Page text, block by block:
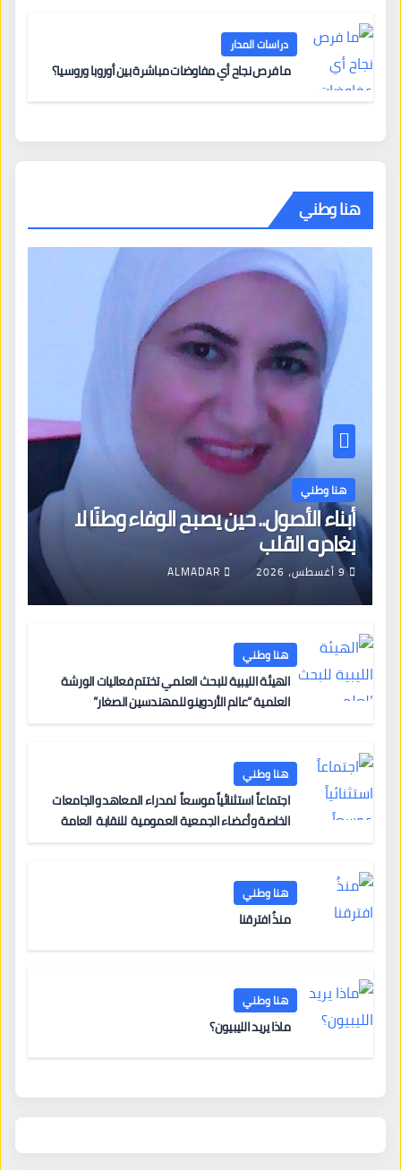
دراسات المدار
ما فرص نجاح أي مفاوضات مباشرة بين أوروبا وروسيا؟
هنا وطني
هنا وطني
أبناء الأصول.. حين يصبح الوفاء وطنًا لا
يغادره القلب
9 أغسطس، 2026 ALMADAR
هنا وطني
الهيئة الليبية للبحث العلمي تختتم فعاليات الورشة
العلمية “عالم الأردوينو للمهندسين الصغار”
هنا وطني
اجتماعاً استثنائياً موسعاً لمدراء المعاهد والجامعات
الخاصة وأعضاء الجمعية العمومية للنقابة العامة
هنا وطني
منذُ افترقنا
هنا وطني
ماذا يريد الليبيون؟